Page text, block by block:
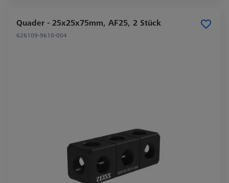
Quader - 25x25x75mm, AF25, 2 Stück
626109-9610-004